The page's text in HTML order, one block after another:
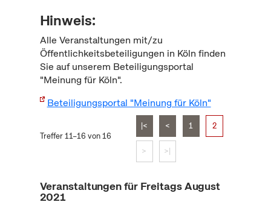
Hinweis:
Alle Veranstaltungen mit/zu
Öffentlichkeitsbeteiligungen in Köln finden
Sie auf unserem Beteiligungsportal
"Meinung für Köln".
Beteiligungsportal "Meinung für Köln"
Treffer 11–16 von 16
|< < 1 2
> >|
Veranstaltungen für Freitags August
2021